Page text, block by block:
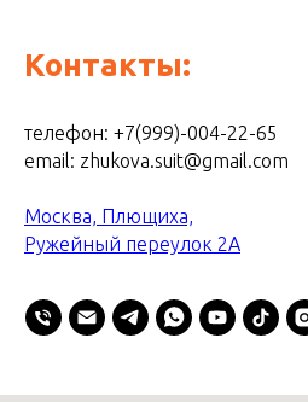
Контакты:
телефон: +7(999)-004-22-65
email: zhukova.suit@gmail.com
Москва, Плющиха,
Ружейный переулок 2А